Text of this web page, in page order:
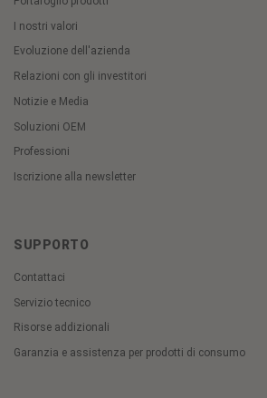
I nostri valori
Evoluzione dell'azienda
Relazioni con gli investitori
Notizie e Media
Soluzioni OEM
Professioni
Iscrizione alla newsletter
SUPPORTO
Contattaci
Servizio tecnico
Risorse addizionali
Garanzia e assistenza per prodotti di consumo